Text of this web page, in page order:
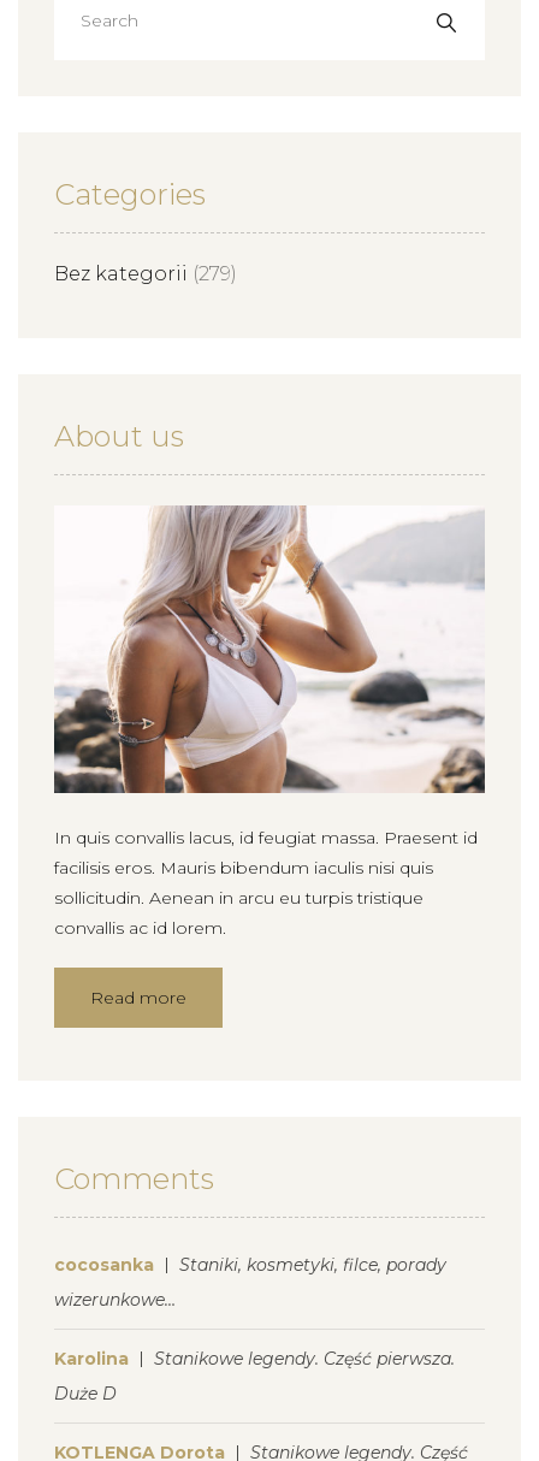
Categories
Bez kategorii (279)
About us
In quis convallis lacus, id feugiat massa. Praesent id
facilisis eros. Mauris bibendum iaculis nisi quis
sollicitudin. Aenean in arcu eu turpis tristique
convallis ac id lorem.
Read more
Comments
cocosanka
Staniki, kosmetyki, filce, porady
wizerunkowe…
Karolina
Stanikowe legendy. Część pierwsza.
Duże D
KOTLENGA Dorota Stanikowe legendy. Część